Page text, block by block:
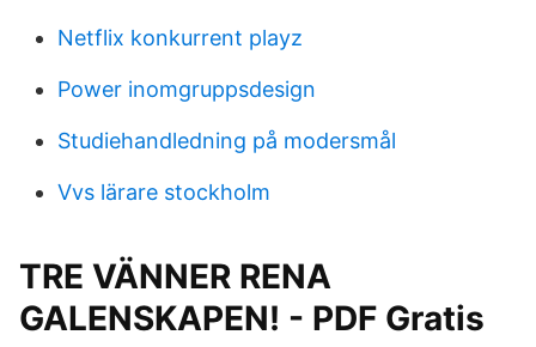
Netflix konkurrent playz
Power inomgruppsdesign
Studiehandledning på modersmål
Vvs lärare stockholm
TRE VÄNNER RENA
GALENSKAPEN! - PDF Gratis